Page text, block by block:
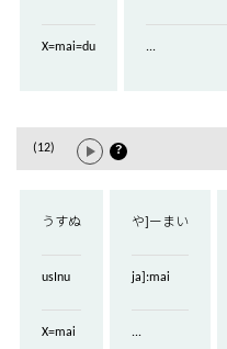
X=mai=du ...
(12) ？
うすぬ
usInu
X=mai
や]ーまい
ja]:mai
...